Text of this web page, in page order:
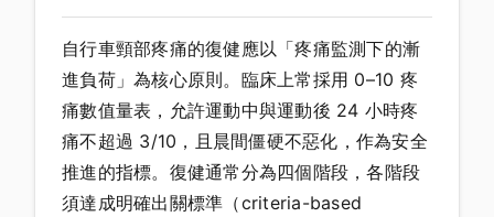
自行車頸部疼痛的復健應以「疼痛監測下的漸
進負荷」為核心原則。臨床上常採用 0–10 疼
痛數值量表，允許運動中與運動後 24 小時疼
痛不超過 3/10，且晨間僵硬不惡化，作為安全
推進的指標。復健通常分為四個階段，各階段
須達成明確出關標準（criteria-based